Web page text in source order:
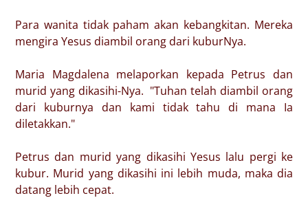
Para wanita tidak paham akan kebangkitan. Mereka
mengira Yesus diambil orang dari kuburNya.
Maria Magdalena melaporkan kepada Petrus dan
murid yang dikasihi-Nya. "Tuhan telah diambil orang
dari kuburnya dan kami tidak tahu di mana Ia
diletakkan."
Petrus dan murid yang dikasihi Yesus lalu pergi ke
kubur. Murid yang dikasihi ini lebih muda, maka dia
datang lebih cepat.